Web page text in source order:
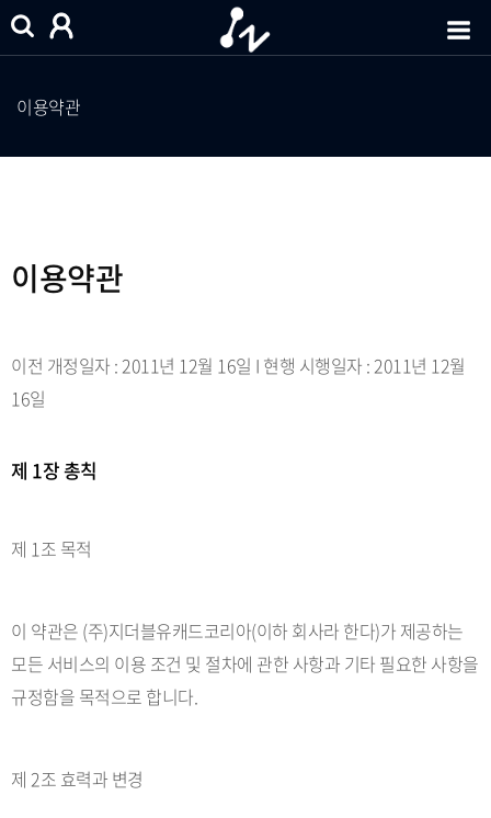
이용약관
이용약관
이전 개정일자 : 2011년 12월 16일 I 현행 시행일자 : 2011년 12월
16일
제 1장 총칙
제 1조 목적
이 약관은 (주)지더블유캐드코리아(이하 회사라 한다)가 제공하는
모든 서비스의 이용 조건 및 절차에 관한 사항과 기타 필요한 사항을
규정함을 목적으로 합니다.
제 2조 효력과 변경